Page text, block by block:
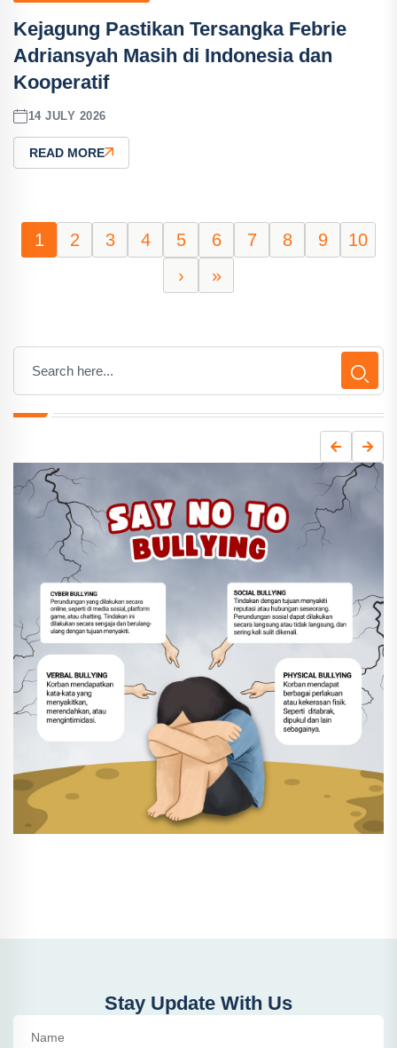
Kejagung Pastikan Tersangka Febrie
Adriansyah Masih di Indonesia dan
Kooperatif
14 JULY 2026
READ MORE
1 2 3 4 5 6 7 8 9
10
›
»
Stay Update With Us